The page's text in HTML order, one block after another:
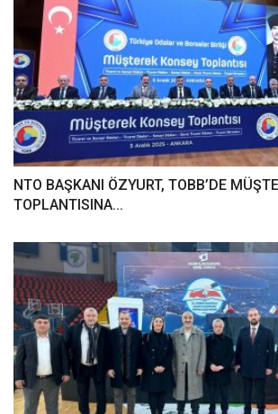
NTO BAŞKANI ÖZYURT, TOBB’DE
TOPLANTISINA...